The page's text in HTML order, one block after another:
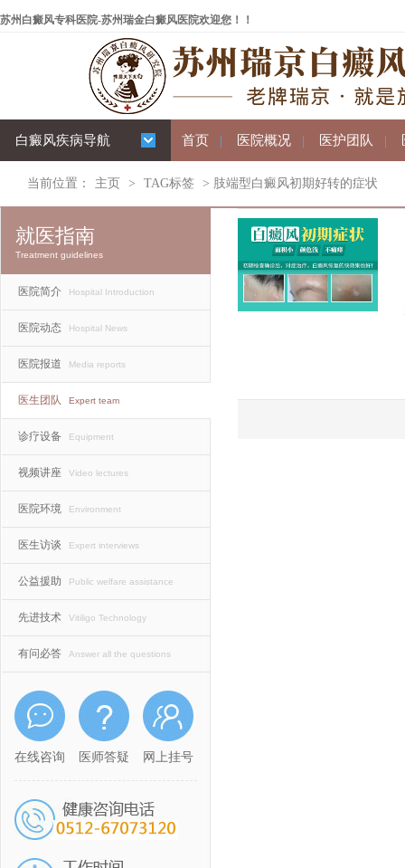
苏州白癜风专科医院-苏州瑞金白癜风医院欢迎您！！
白癜风疾病导航 首页 | 医院概况 | 医护团队 |
当前位置： 主页 > TAG标签 > 肢端型白癜风初期好转的症状
就医指南
Treatment guidelines
医院简介 Hospital Introduction
医院动态 Hospital News
医院报道 Media reports
医生团队 Expert team
诊疗设备 Equipment
视频讲座 Video lectures
医院环境 Environment
医生访谈 Expert interviews
公益援助 Public welfare assistance
先进技术 Vitiligo Technology
有问必答 Answer all the questions
在线咨询 医师答疑 网上挂号